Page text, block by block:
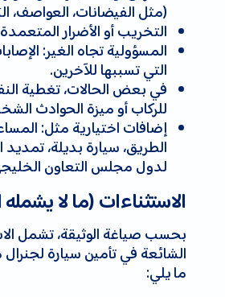
(مثل الفيضانات، العواصف،
التخريب أو الأضرار
المسؤولية تجاه الغير:
التي تسببها للآخرين.
في بعض الحالات، تغطية
للركاب أو ميزة الحوادث
إضافات اختيارية مثل:
الطريق، سيارة بديلة، تمديد
لدول مجلس التعاون
الاستثناءات (ما لا يشمله
بحسب صياغة الوثيقة، تشمل
الشائعة في تأمين سيارة لجنرال
ما يلي: